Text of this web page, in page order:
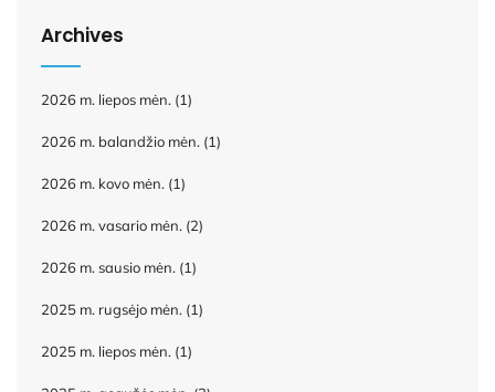
Archives
2026 m. liepos mėn. (1)
2026 m. balandžio mėn. (1)
2026 m. kovo mėn. (1)
2026 m. vasario mėn. (2)
2026 m. sausio mėn. (1)
2025 m. rugsėjo mėn. (1)
2025 m. liepos mėn. (1)